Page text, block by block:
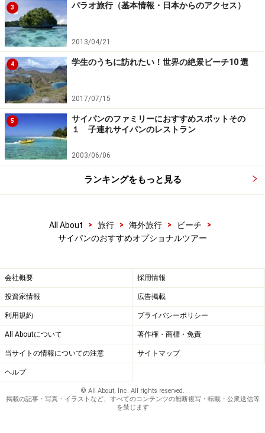
心を満たしてくれる新鮮な海の幸とシェフ自慢のグリルフー
ド
サイパンの海を目の前にしながらのビーチBBQ、太平洋
に沈むサンセット観賞が魅力のクルーズ、ラスベガスス
タイルの一流のイリュージョンと華麗なショーを一緒に
楽しめるサンドキャッスルディナーショーなど、お好き
なスタイルで食事を楽しめるのもサイパンの夜の楽しい
ところ！ 体を動かした後はお腹もたっぷり満たしてくだ
さい。海に囲まれたサイパンならではの新鮮なシーフー
ドもおすすめです。
ファイヤーダンス・サンドキャッスルディナーショ
ー(大人 58ドル～)
ディナークルーズツアー(大人 42ドル～)
※記事内容は執筆時点のものです。最新の内容をご確認くださ
い。
※海外を訪れる際には最新情報の入手に努め、「外務省 海外安全
ホームページ」を確認するなど、安全確保に十分注意を払ってく
ださい。
3 パラオ旅行（基本情報・日本からのアクセス）
2013/04/21
4 学生のうちに訪れたい！世界の絶景ビーチ10 選
2017/07/15
5
サイパンのファミリーにおすすめスポットその
１ 子連れサイパンのレストラン
2003/06/06
ランキングをもっと見る
All About > 旅行 > 海外旅行 > ビーチ
>
サイパンのおすすめオプショナルツアー
会社概要 採用情報
投資家情報 広告掲載
利用規約 プライバシーポリシー
All Aboutについて 著作権・商標・免責
当サイトの情報についての注意 サイトマップ
ヘルプ
© All About, Inc. All rights reserved.
掲載の記事・写真・イラストなど、すべてのコンテンツの無断複写・転載・公衆送信等
を禁じます